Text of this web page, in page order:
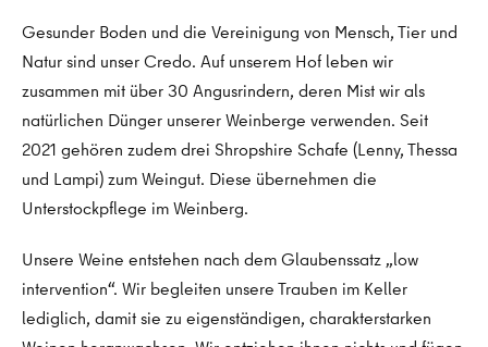
Gesunder Boden und die Vereinigung von Mensch, Tier und
Natur sind unser Credo. Auf unserem Hof leben wir
zusammen mit über 30 Angusrindern, deren Mist wir als
natürlichen Dünger unserer Weinberge verwenden. Seit
2021 gehören zudem drei Shropshire Schafe (Lenny, Thessa
und Lampi) zum Weingut. Diese übernehmen die
Unterstockpflege im Weinberg.
Unsere Weine entstehen nach dem Glaubenssatz „low
intervention“. Wir begleiten unsere Trauben im Keller
lediglich, damit sie zu eigenständigen, charakterstarken